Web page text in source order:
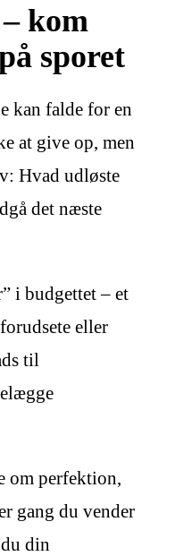
kom
sporet
kan falde for en
at give op, men
Hvad udløste
det næste
i budgettet – et
eller
til
om perfektion,
gang du vender
din